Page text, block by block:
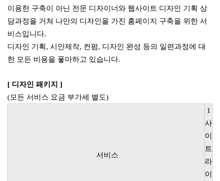
이용한 구축이 아닌 전문 디자이너와 웹사이트 디자인 기획 상
담과정을 거쳐 나만의 디자인을 가진 홈페이지 구축을 위한 서
비스입니다.
디자인 기획, 시안제작, 컨펌, 디자인 완성 등의 일련과정에 대
한 모든 비용을 퐇마하고 있습니다.
[ 디자인 패키지 ]
(모든 서비스 요금 부가세 별도)
서비스
1
사
이
트
라
이